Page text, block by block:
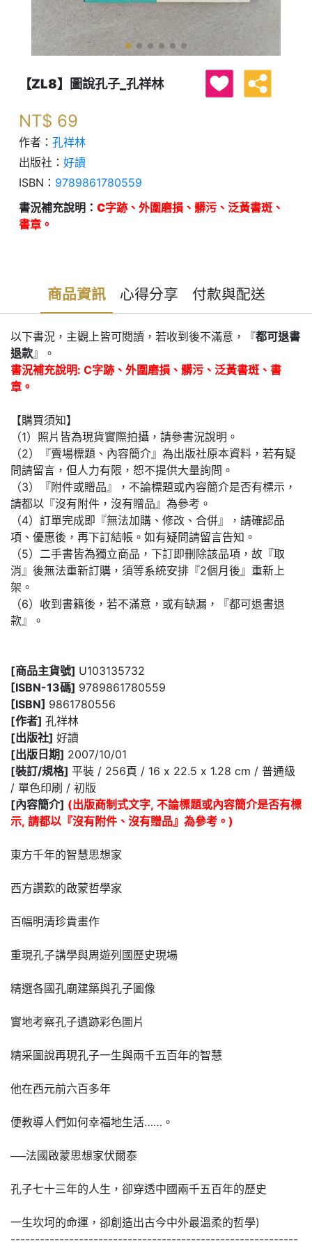
【ZL8】圖說孔子_孔祥林
NT$ 69
作者： 孔祥林
出版社： 好讀
ISBN： 9789861780559
書況補充說明： C字跡、外圍磨損、髒污、泛黃書斑、
書章。
商品資訊 心得分享 付款與配送
以下書況，主觀上皆可閱讀，若收到後不滿意，『都可退書
退款』。
書況補充說明: C字跡、外圍磨損、髒污、泛黃書斑、書
章。
【購買須知】
（1）照片皆為現貨實際拍攝，請參書況說明。
（2）『賣場標題、內容簡介』為出版社原本資料，若有疑
問請留言，但人力有限，恕不提供大量詢問。
（3）『附件或贈品』，不論標題或內容簡介是否有標示，
請都以『沒有附件，沒有贈品』為參考。
（4）訂單完成即『無法加購、修改、合併』，請確認品
項、優惠後，再下訂結帳。如有疑問請留言告知。
（5）二手書皆為獨立商品，下訂即刪除該品項，故『取
消』後無法重新訂購，須等系統安排『2個月後』重新上
架。
（6）收到書籍後，若不滿意，或有缺漏，『都可退書退
款』。
[商品主貨號] U103135732
[ISBN-13碼] 9789861780559
[ISBN] 9861780556
[作者] 孔祥林
[出版社] 好讀
[出版日期] 2007/10/01
[裝訂/規格] 平裝 / 256頁 / 16 x 22.5 x 1.28 cm / 普通級
/ 單色印刷 / 初版
[內容簡介] (出版商制式文字, 不論標題或內容簡介是否有標
示, 請都以『沒有附件、沒有贈品』為參考。)
東方千年的智慧思想家
西方讚歎的啟蒙哲學家
百幅明清珍貴畫作
重現孔子講學與周遊列國歷史現場
精選各國孔廟建築與孔子圖像
實地考察孔子遺跡彩色圖片
精采圖說再現孔子一生與兩千五百年的智慧
他在西元前六百多年
便教導人們如何幸福地生活……。
──法國啟蒙思想家伏爾泰
孔子七十三年的人生，卻穿透中國兩千五百年的歷史
一生坎坷的命運，卻創造出古今中外最溫柔的哲學)
-----------------------------------------------------------